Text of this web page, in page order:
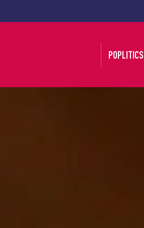
POPLITICS